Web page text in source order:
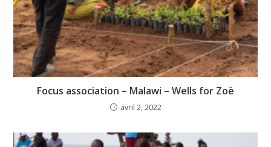
Focus association – Malawi – Wells for Zoë
avril 2, 2022